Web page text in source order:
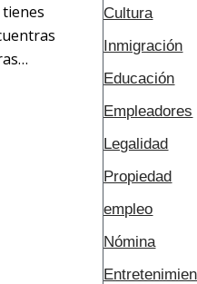
Cultura
Inmigración
Educación
Empleadores
Legalidad
Propiedad
empleo
Nómina